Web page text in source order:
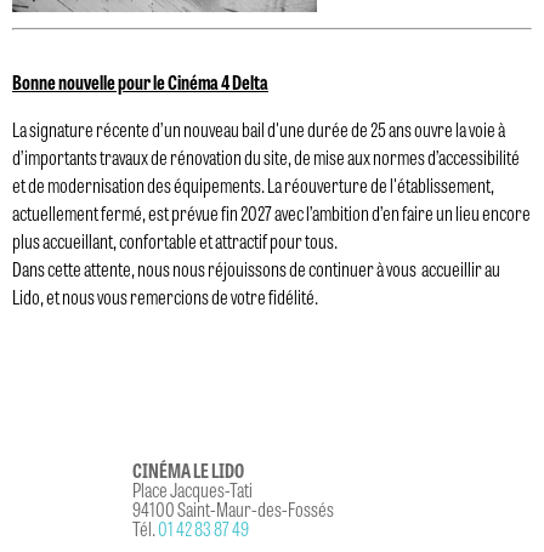
Bonne nouvelle pour le Cinéma 4 Delta
La signature récente d’un nouveau bail d'une durée de 25 ans ouvre la voie à
d’importants travaux de rénovation du site, de mise aux normes d’accessibilité
et de modernisation des équipements. La réouverture de l'établissement,
actuellement fermé, est prévue fin 2027 avec l’ambition d’en faire un lieu encore
plus accueillant, confortable et attractif pour tous.
Dans cette attente, nous nous réjouissons de continuer à vous accueillir au
Lido, et nous vous remercions de votre fidélité.
CINÉMA LE LIDO
Place Jacques-Tati
94100 Saint-Maur-des-Fossés
Tél.01 42 83 87 49